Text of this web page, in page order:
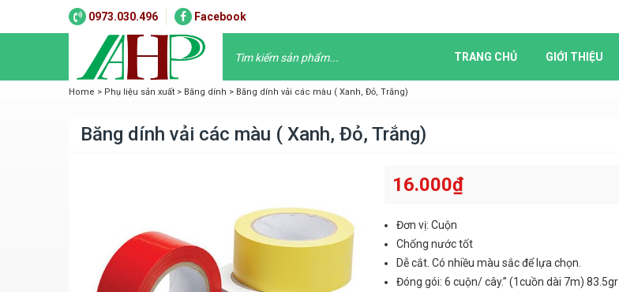
0973.030.496 Facebook
TRANG CHỦ GIỚI THIỆU
Home > Phụ liệu sản xuất > Băng dính > Băng dính vải các màu ( Xanh, Đỏ, Trắng)
Băng dính vải các màu ( Xanh, Đỏ, Trắng)
16.000₫
Đơn vị: Cuộn
Chống nước tốt
Dễ cắt. Có nhiều màu sắc để lựa chọn.
Đóng gói: 6 cuộn/ cây.” (1cuồn dài 7m) 83.5gr